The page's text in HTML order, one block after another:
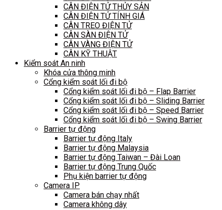
CÂN ĐIỆN TỬ THỦY SẢN
CÂN ĐIỆN TỬ TÍNH GIÁ
CÂN TREO ĐIỆN TỬ
CÂN SÀN ĐIỆN TỬ
CÂN VÀNG ĐIỆN TỬ
CÂN KỸ THUẬT
Kiểm soát An ninh
Khóa cửa thông minh
Cổng kiểm soát lối đi bộ
Cổng kiểm soát lối đi bộ – Flap Barrier
Cổng kiểm soát lối đi bộ – Sliding Barrier
Cổng kiểm soát lối đi bộ – Speed Barrier
Cổng kiểm soát lối đi bộ – Swing Barrier
Barrier tự động
Barrier tự động Italy
Barrier tự động Malaysia
Barrier tự động Taiwan – Đài Loan
Barrier tự động Trung Quốc
Phụ kiện barrier tự động
Camera IP
Camera bán chạy nhất
Camera không dây